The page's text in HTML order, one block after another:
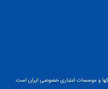
و موسسات اعتباری خصوصی ایران است.